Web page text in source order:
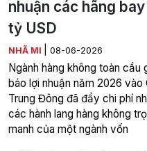
nhuận các hãng
tỷ USD
NHÃ MI 08-06-2026
Ngành hàng không toàn
báo lợi nhuận năm 2026
Trung Đông đã đẩy chi phí
các hành lang hàng không
manh của một ngành vốn